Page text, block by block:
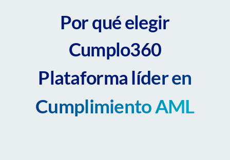
Por qué elegir
Cumplo360
Plataforma líder en
Cumplimiento AML